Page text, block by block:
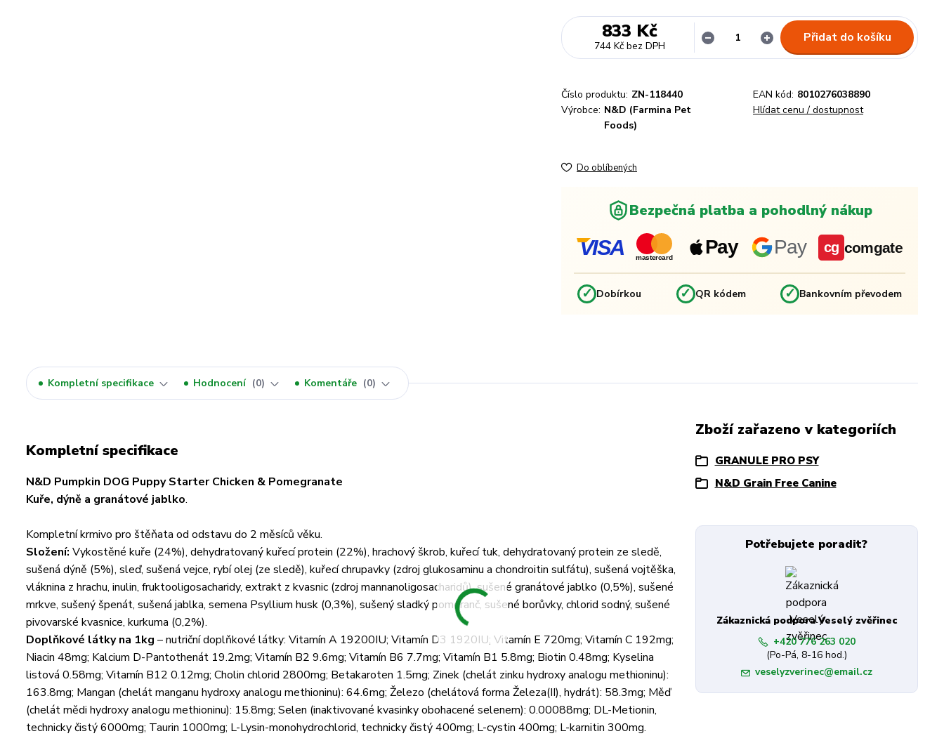
833 Kč
744 Kč bez DPH
Přidat do košíku
Číslo produktu: ZN-118440 EAN kód: 8010276038890
Výrobce: N&D (Farmina Pet
Foods)
Hlídat cenu / dostupnost
Do oblíbených
Bezpečná platba a pohodlný nákup
VISA mastercard Pay Pay cg comgate
✓ Dobírkou ✓ QR kódem ✓ Bankovním převodem
Kompletní specifikace Hodnocení 0 Komentáře 0
Kompletní specifikace
N&D Pumpkin DOG Puppy Starter Chicken & Pomegranate
Kuře, dýně a granátové jablko.
Kompletní krmivo pro štěňata od odstavu do 2 měsíců věku.
Složení: Vykostěné kuře (24%), dehydratovaný kuřecí protein (22%), hrachový škrob, kuřecí tuk, dehydratovaný protein ze sledě,
sušená dýně (5%), sleď, sušená vejce, rybí olej (ze sledě), kuřecí chrupavky (zdroj glukosaminu a chondroitin sulfátu), sušená vojtěška,
vláknina z hrachu, inulin, fruktooligosacharidy, extrakt z kvasnic (zdroj mannanoligosacharidů), sušené granátové jablko (0,5%), sušené
mrkve, sušený špenát, sušená jablka, semena Psyllium husk (0,3%), sušený sladký pomeranč, sušené borůvky, chlorid sodný, sušené
pivovarské kvasnice, kurkuma (0,2%).
Doplňkové látky na 1kg – nutriční doplňkové látky: Vitamín A 19200IU; Vitamín D3 1920IU; Vitamín E 720mg; Vitamín C 192mg;
Niacin 48mg; Kalcium D-Pantothenát 19.2mg; Vitamín B2 9.6mg; Vitamín B6 7.7mg; Vitamín B1 5.8mg; Biotin 0.48mg; Kyselina
listová 0.58mg; Vitamín B12 0.12mg; Cholin chlorid 2800mg; Betakaroten 1.5mg; Zinek (chelát zinku hydroxy analogu methioninu):
163.8mg; Mangan (chelát manganu hydroxy analogu methioninu): 64.6mg; Železo (chelátová forma Železa(II), hydrát): 58.3mg; Měď
(chelát mědi hydroxy analogu methioninu): 15.8mg; Selen (inaktivované kvasinky obohacené selenem): 0.00088mg; DL-Metionin,
technicky čistý 6000mg; Taurin 1000mg; L-Lysin-monohydrochlorid, technicky čistý 400mg; L-cystin 400mg; L-karnitin 300mg.
Zboží zařazeno v kategoriích
GRANULE PRO PSY
N&D Grain Free Canine
Potřebujete poradit?
Zákaznická podpora Veselý zvěřinec
+420 776 263 020
(Po-Pá, 8-16 hod.)
veselyzverinec@email.cz